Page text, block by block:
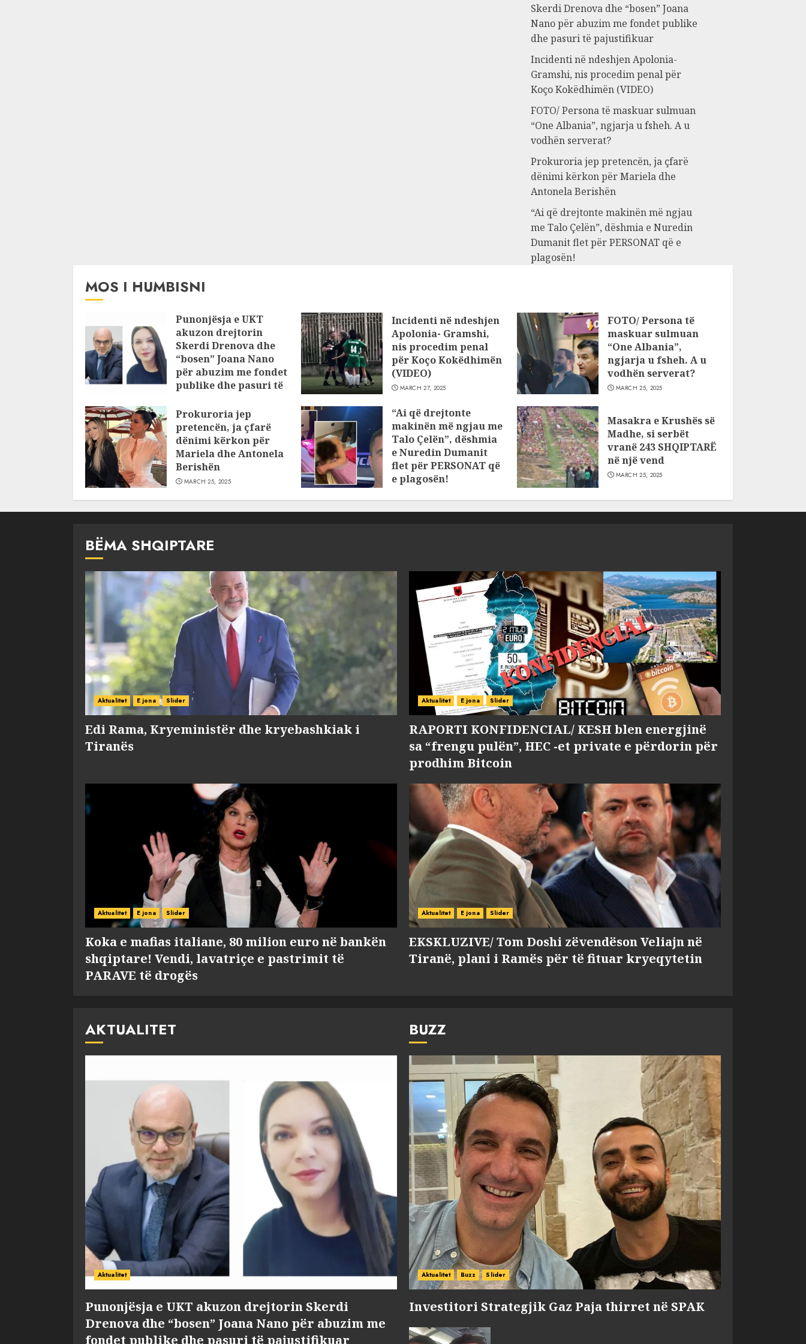
Skerdi Drenova dhe “bosen” Joana
Nano për abuzim me fondet publike
dhe pasuri të pajustifikuar
Incidenti në ndeshjen Apolonia-
Gramshi, nis procedim penal për
Koço Kokëdhimën (VIDEO)
FOTO/ Persona të maskuar sulmuan
“One Albania”, ngjarja u fsheh. A u
vodhën serverat?
Prokuroria jep pretencën, ja çfarë
dënimi kërkon për Mariela dhe
Antonela Berishën
“Ai që drejtonte makinën më ngjau
me Talo Çelën”, dëshmia e Nuredin
Dumanit flet për PERSONAT që e
plagosën!
MOS I HUMBISNI
Punonjësja e UKT
akuzon drejtorin
Skerdi Drenova dhe
“bosen” Joana Nano
për abuzim me fondet
publike dhe pasuri të
JULY 24, 2025
Incidenti në ndeshjen
Apolonia- Gramshi,
nis procedim penal
për Koço Kokëdhimën
(VIDEO)
MARCH 27, 2025
FOTO/ Persona të
maskuar sulmuan
“One Albania”,
ngjarja u fsheh. A u
vodhën serverat?
MARCH 25, 2025
Prokuroria jep
pretencën, ja çfarë
dënimi kërkon për
Mariela dhe Antonela
Berishën
MARCH 25, 2025
“Ai që drejtonte
makinën më ngjau me
Talo Çelën”, dëshmia
e Nuredin Dumanit
flet për PERSONAT që
e plagosën!
Masakra e Krushës së
Madhe, si serbët
vranë 243 SHQIPTARË
në një vend
MARCH 25, 2025
BËMA SHQIPTARE
Aktualitet E jona Slider
Edi Rama, Kryeministër dhe kryebashkiak i
Tiranës
Aktualitet E jona Slider
RAPORTI KONFIDENCIAL/ KESH blen energjinë
sa “frengu pulën”, HEC -et private e përdorin për
prodhim Bitcoin
Aktualitet E jona Slider
Koka e mafias italiane, 80 milion euro në bankën
shqiptare! Vendi, lavatriçe e pastrimit të
PARAVE të drogës
Aktualitet E jona Slider
EKSKLUZIVE/ Tom Doshi zëvendëson Veliajn në
Tiranë, plani i Ramës për të fituar kryeqytetin
AKTUALITET
Aktualitet
Punonjësja e UKT akuzon drejtorin Skerdi
Drenova dhe “bosen” Joana Nano për abuzim me
fondet publike dhe pasuri të pajustifikuar
BUZZ
Aktualitet Buzz Slider
Investitori Strategjik Gaz Paja thirret në SPAK